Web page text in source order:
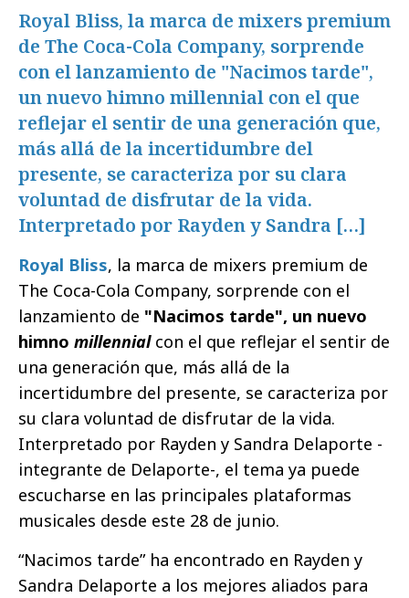
Royal Bliss, la marca de mixers premium
de The Coca-Cola Company, sorprende
con el lanzamiento de "Nacimos tarde",
un nuevo himno millennial con el que
reflejar el sentir de una generación que,
más allá de la incertidumbre del
presente, se caracteriza por su clara
voluntad de disfrutar de la vida.
Interpretado por Rayden y Sandra […]
Royal Bliss, la marca de mixers premium de
The Coca-Cola Company, sorprende con el
lanzamiento de "Nacimos tarde", un nuevo
himno millennialcon el que reflejar el sentir de
una generación que, más allá de la
incertidumbre del presente, se caracteriza por
su clara voluntad de disfrutar de la vida.
Interpretado por Rayden y Sandra Delaporte -
integrante de Delaporte-, el tema ya puede
escucharse en las principales plataformas
musicales desde este 28 de junio.
“Nacimos tarde” ha encontrado en Rayden y
Sandra Delaporte a los mejores aliados para